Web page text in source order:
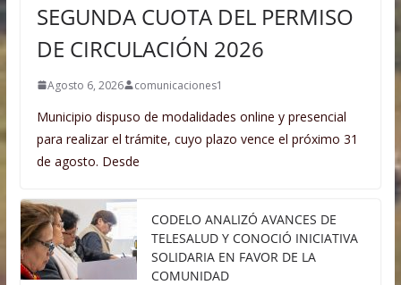
SEGUNDA CUOTA DEL PERMISO
DE CIRCULACIÓN 2026
Agosto 6, 2026 comunicaciones1
Municipio dispuso de modalidades online y presencial
para realizar el trámite, cuyo plazo vence el próximo 31
de agosto. Desde
CODELO ANALIZÓ AVANCES DE
TELESALUD Y CONOCIÓ INICIATIVA
SOLIDARIA EN FAVOR DE LA
COMUNIDAD